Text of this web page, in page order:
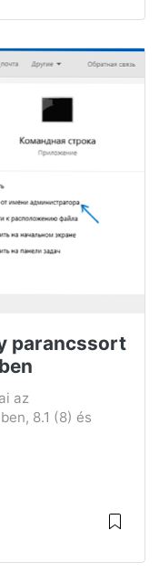
parancssort
az
8.1 (8) és